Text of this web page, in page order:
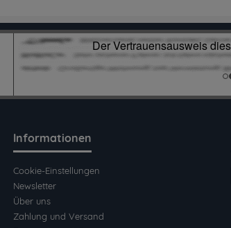
Informationen
Cookie-Einstellungen
Newsletter
Über uns
Zahlung und Versand